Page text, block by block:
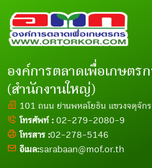
องค์การตลาดเพื่อเกษตร
(สำนักงานใหญ่)
101 ถนน ย่านพหลโยธิน แขวงจตุจัก
โทรศัพท์ : 02-279-2080-9
โทรสาร :02-278-5146
อีเมล:sarabaan@mof.or.th